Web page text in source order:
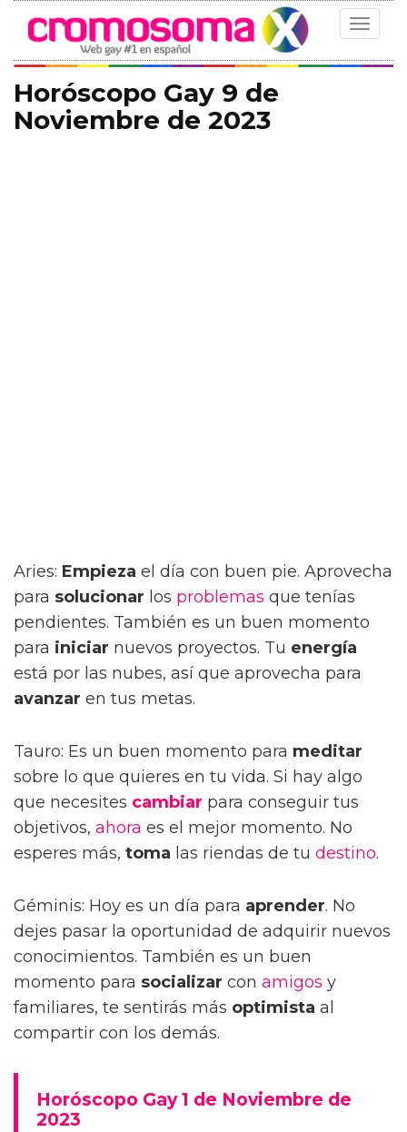
Toggle
Horóscopo Gay 9 de
Noviembre de 2023
Aries: Empieza el día con buen pie. Aprovecha
para solucionar los problemas que tenías
pendientes. También es un buen momento
para iniciar nuevos proyectos. Tu energía
está por las nubes, así que aprovecha para
avanzar en tus metas.
Tauro: Es un buen momento para meditar
sobre lo que quieres en tu vida. Si hay algo
que necesites cambiar para conseguir tus
objetivos, ahora es el mejor momento. No
esperes más, toma las riendas de tu destino.
Géminis: Hoy es un día para aprender. No
dejes pasar la oportunidad de adquirir nuevos
conocimientos. También es un buen
momento para socializar con amigos y
familiares, te sentirás más optimista al
compartir con los demás.
Horóscopo Gay 1 de Noviembre de
2023